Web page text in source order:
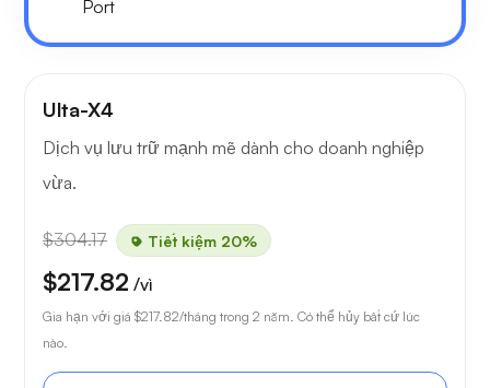
Port
Ulta-X4
Dịch vụ lưu trữ mạnh mẽ dành cho doanh nghiệp
vừa.
$304.17 Tiết kiệm 20%
$217.82 /vì
Gia hạn với giá $217.82/tháng trong 2 năm. Có thể hủy bất cứ lúc
nào.